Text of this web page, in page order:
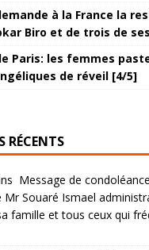
à la France la
Biro et de trois de
Paris: les femmes
de réveil [4/5]
RÉCENTS
Message de
Mr Souaré Ismael
famille et tous ceux qui